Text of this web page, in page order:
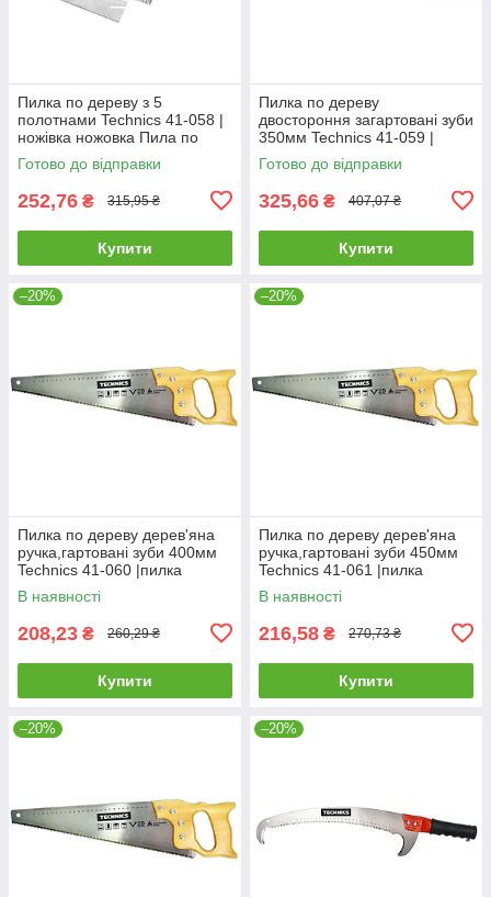
Пилка по дереву з 5
полотнами Technics 41-058 |
ножівка ножовка Пила по
дереву с 5 полотнами
Technics
Готово до відправки
252,76 ₴ 315,95 ₴
Купити
Пилка по дереву
двостороння загартовані зуби
350мм Technics 41-059 |
пилка ножівка ножовка
Ножовка по дереву
Готово до відправки
325,66 ₴ 407,07 ₴
Купити
–20%
Пилка по дереву дерев'яна
ручка,гартовані зуби 400мм
Technics 41-060 |пилка
ножівка ножовка Ножовка по
дереву деревянная ручка
В наявності
208,23 ₴ 260,29 ₴
Купити
–20%
Пилка по дереву дерев'яна
ручка,гартовані зуби 450мм
Technics 41-061 |пилка
ножівка ножовка Ножовка по
дереву деревянная ручка
В наявності
216,58 ₴ 270,73 ₴
Купити
–20% –20%